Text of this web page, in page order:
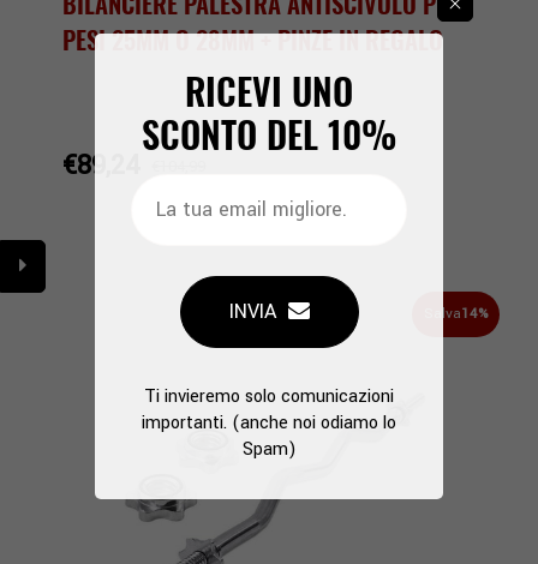
PESI 25MM O 28MM + PINZE IN REGALO
€89,24
Salva14%
RICEVI UNO
SCONTO DEL10%
INVIA
Ti invieremo solo comunicazioni
importanti. (anche noi odiamo lo
Spam)